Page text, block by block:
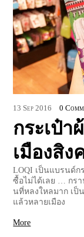
13 Sep 2016 0
กระเป๋
เมืองสิง
LOQI เป็นแบรนด์
ซื้อไม่ได้เลย … กร
นที่หลงใหลมาก เป็
แล้วหลายเมือง
More